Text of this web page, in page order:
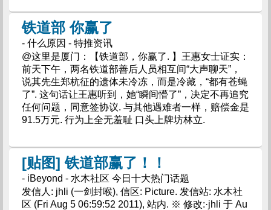
铁道部 你赢了
- 什么原因 - 特推资讯
@这里是厦门：【铁道部，你赢了. 】王惠女士证实：
前天下午，两名铁道部善后人员相互间“大声聊天”，
说其先生郑杭征的遗体未冷冻，而是冷藏，“都有苍蝇
了”. 这句话让王惠听到，她“瞬间懵了”，决定不再追究
任何问题，同意签协议. 与其他遇难者一样，赔偿金是
91.5万元. 行为上全无羞耻 口头上牌坊林立.
[贴图] 铁道部赢了！！
- iBeyond - 水木社区 今日十大热门话题
发信人: jhli (一剑封喉), 信区: Picture. 发信站: 水木社
区 (Fri Aug 5 06:59:52 2011), 站内. ※ 修改:·jhli 于 Au